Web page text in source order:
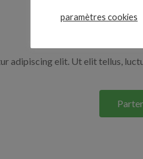
adipiscing elit. Ut elit tellus,
paramètres cookies